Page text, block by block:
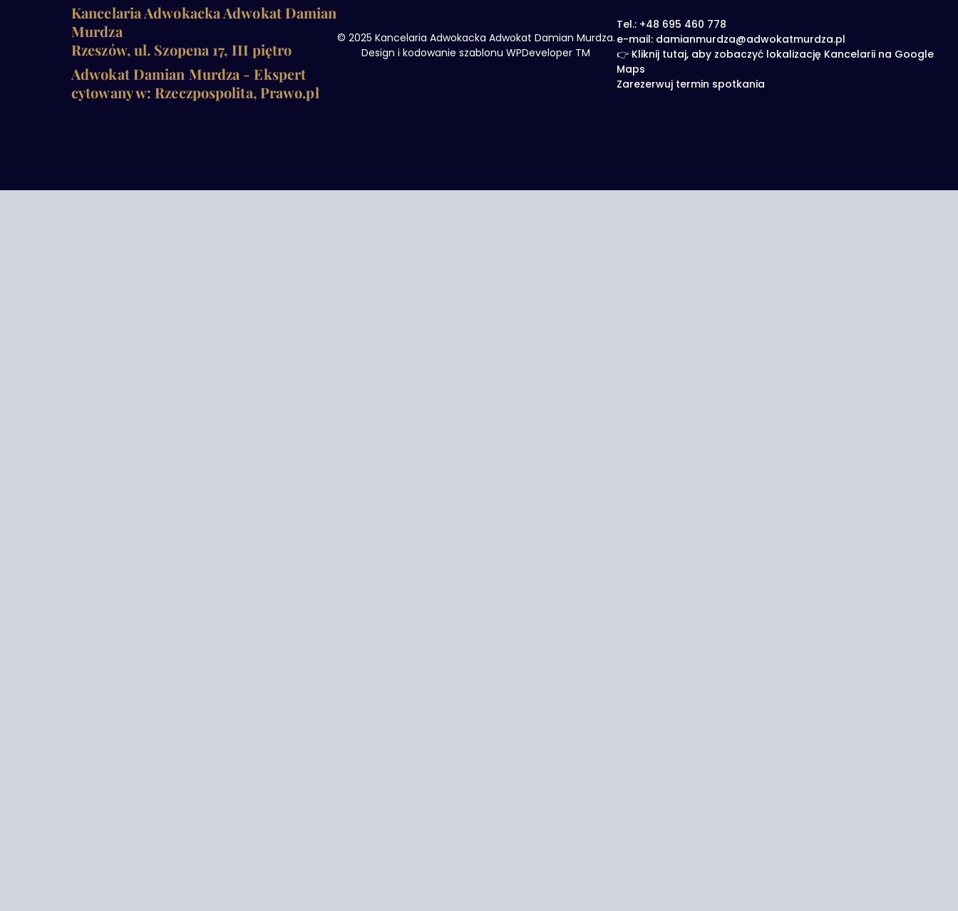
Kancelaria Adwokacka Adwokat Damian
Murdza
Rzeszów, ul. Szopena 17, III piętro
Adwokat Damian Murdza - Ekspert
cytowany w: Rzeczpospolita, Prawo.pl
© 2025 Kancelaria Adwokacka Adwokat Damian Murdza.
Design i kodowanie szablonu WPDeveloper TM
Tel.: +48 695 460 778
e-mail: damianmurdza@adwokatmurdza.pl
👉 Kliknij tutaj, aby zobaczyć lokalizację Kancelarii na Google
Maps
Zarezerwuj termin spotkania